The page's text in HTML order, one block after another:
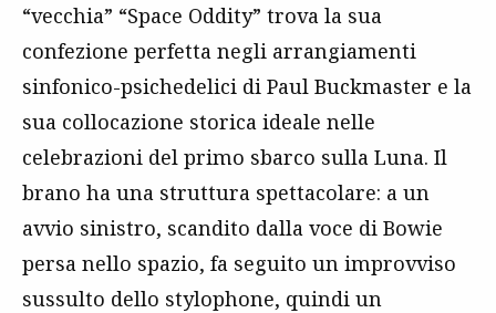
“vecchia” “Space Oddity” trova la sua
confezione perfetta negli arrangiamenti
sinfonico-psichedelici di Paul Buckmaster e la
sua collocazione storica ideale nelle
celebrazioni del primo sbarco sulla Luna. Il
brano ha una struttura spettacolare: a un
avvio sinistro, scandito dalla voce di Bowie
persa nello spazio, fa seguito un improvviso
sussulto dello stylophone, quindi un